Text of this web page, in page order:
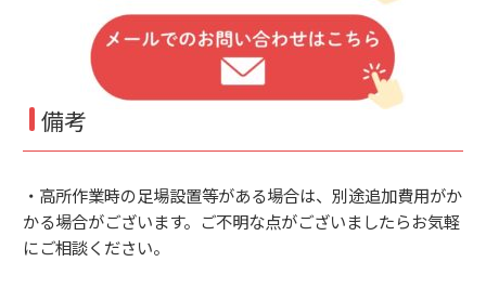
備考
・高所作業時の足場設置等がある場合は、別途追加費用がか
かる場合がございます。ご不明な点がございましたらお気軽
にご相談ください。